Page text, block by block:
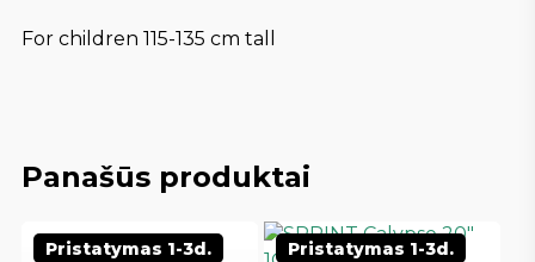
For children 115-135 cm tall
Panašūs produktai
Pristatymas 1-3d. Pristatymas 1-3d.